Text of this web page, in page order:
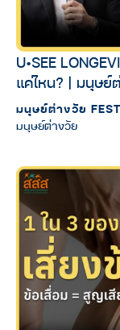
U•SEE
แค่ไหน? | มนุษย์
มนุษย์ต่างวัย
มนุษย์ต่างวัย